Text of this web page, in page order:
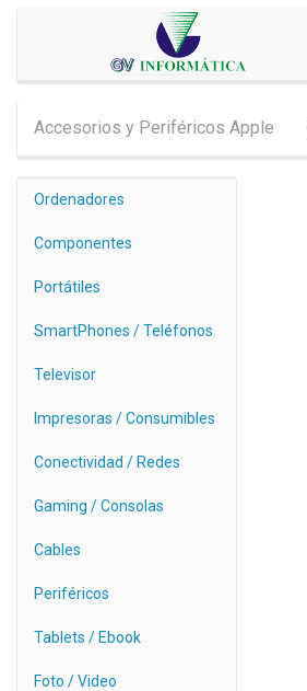
Accesorios y Periféricos Apple
Ordenadores
Componentes
Portátiles
SmartPhones / Teléfonos
Televisor
Impresoras / Consumibles
Conectividad / Redes
Gaming / Consolas
Cables
Periféricos
Tablets / Ebook
Foto / Video